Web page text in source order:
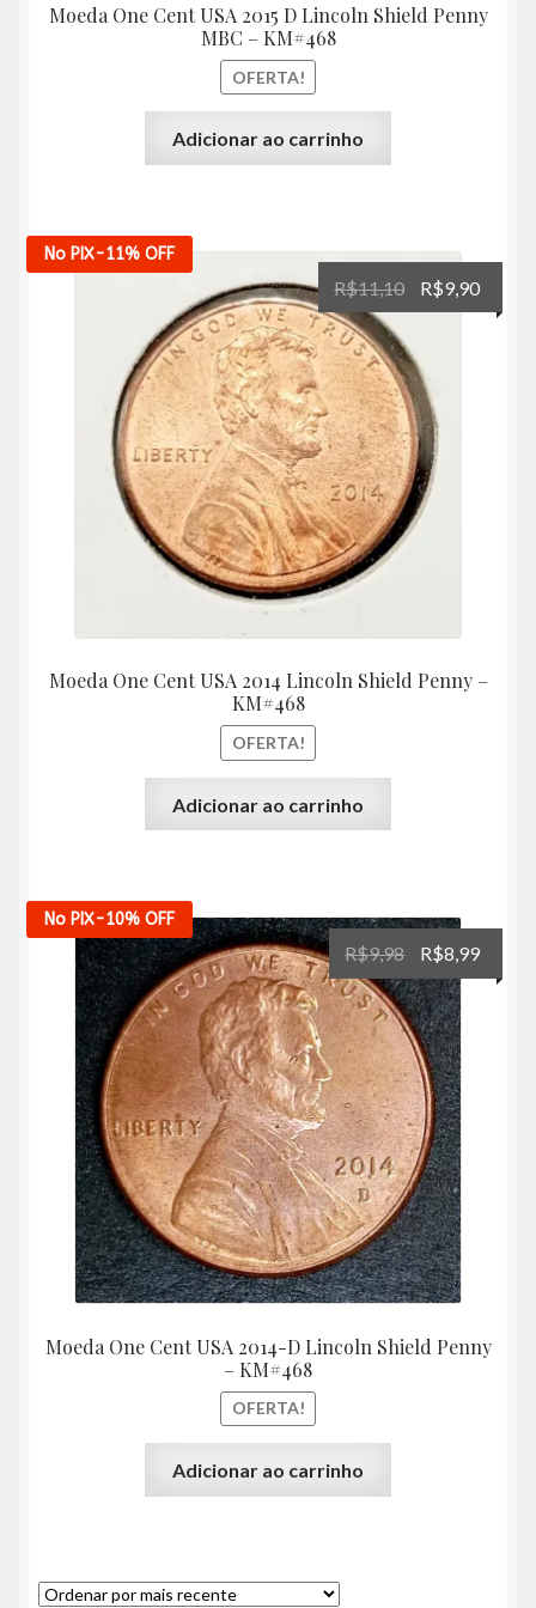
Moeda One Cent USA 2015 D Lincoln Shield Penny
MBC – KM#468
OFERTA!
Adicionar ao carrinho
No PIX-11% OFF
Moeda One Cent USA 2014 Lincoln Shield Penny –
KM#468
OFERTA!
R$11,10
O
preço
original
era:
R$11,10.
R$9,90O
preço
Adicionar ao carrinho
No PIX-10% OFF
Moeda One Cent USA 2014-D Lincoln Shield Penny
– KM#468
OFERTA!
R$9,98
O
preço
original
era:
R$9,98.
R$8,99O
preço
Adicionar ao carrinho